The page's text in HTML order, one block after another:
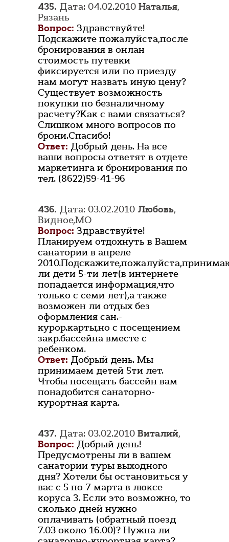
435. Дата: 04.02.2010 Наталья,
Рязань
Вопрос: Здравствуйте!
Подскажите пожалуйста,после
бронирования в онлан
стоимость путевки
фиксируется или по приезду
нам могут назвать иную цену?
Существует возможность
покупки по безналичному
расчету?Как с вами связаться?
Слишком много вопросов по
брони.Спасибо!
Ответ: Добрый день. На все
ваши вопросы ответят в отдете
маркетинга и бронирования по
тел. (8622)59-41-96
436. Дата: 03.02.2010 Любовь,
Видное,МО
Вопрос: Здравствуйте!
Планируем отдохнуть в Вашем
санатории в апреле
ли дети 5-ти лет(в интернете
попадается информация,что
только с семи лет),а также
возможен ли отдых без
оформления сан.-
курор.карты,но с посещением
закр.бассейна вместе с
ребенком.
Ответ: Добрый день. Мы
принимаем детей 5ти лет.
Чтобы посещать бассейн вам
понадобится санаторно-
курортная карта.
437. Дата: 03.02.2010 Виталий,
Вопрос: Добрый день!
Предусмотрены ли в вашем
санатории туры выходного
дня? Хотели бы остановиться у
вас с 5 по 7 марта в люксе
коруса 3. Если это возможно, то
сколько дней нужно
оплачивать (обратный поезд
7.03 около 16.00)? Нужна ли